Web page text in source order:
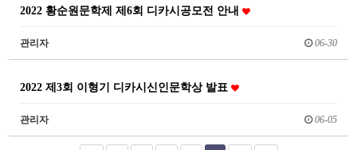
2022 황순원문학제 제6회 디카시공모전 안내
관리자 06-30
2022 제3회 이형기 디카시신인문학상 발표
관리자 06-05